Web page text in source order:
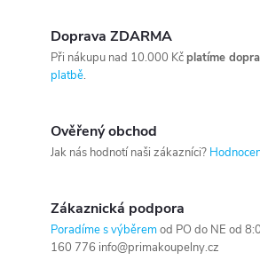
Doprava ZDARMA
Při nákupu nad 10.000 Kčplatíme
platbě.
Ověřený obchod
Jak nás hodnotí naši zákazníci?
Zákaznická podpora
Poradíme s výběremod PO do NE od
160 776 info@primakoupelny.cz